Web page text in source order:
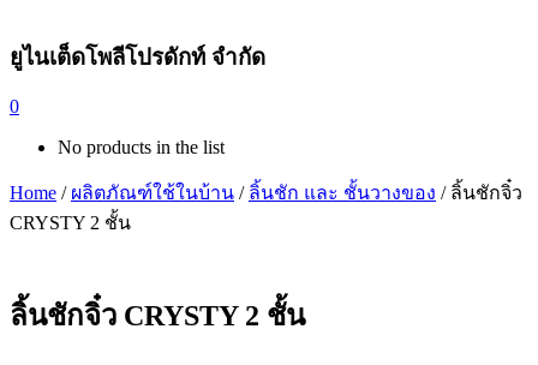
ยูไนเต็ดโพลีโปรดักท์ จำกัด
0
No products in the list
Home / ผลิตภัณฑ์ใช้ในบ้าน / ลิ้นชัก และ ชั้นวางของ / ลิ้นชักจิ๋ว
CRYSTY 2 ชั้น
ลิ้นชักจิ๋ว CRYSTY 2 ชั้น